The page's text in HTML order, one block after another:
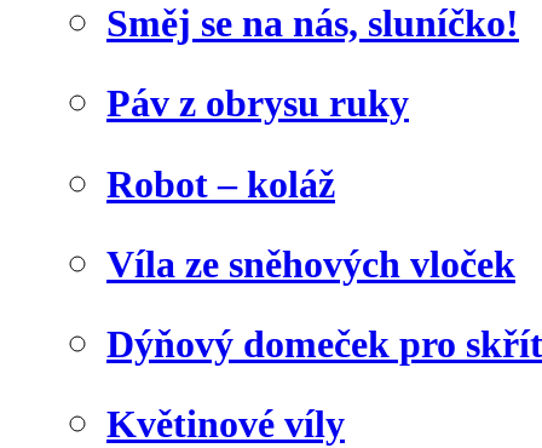
Směj se na nás, sluníčko!
Páv z obrysu ruky
Robot – koláž
Víla ze sněhových vloček
Dýňový domeček pro
Květinové víly